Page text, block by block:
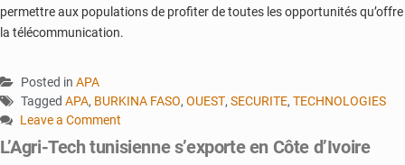
permettre aux populations de profiter de toutes les opportunités qu’offre
la télécommunication.
Posted in APA
Tagged APA, BURKINA FASO, OUEST, SECURITE, TECHNOLOGIES
Leave a Comment
Burkina
L’Agri-Tech tunisienne s’exporte en Côte d’Ivoire